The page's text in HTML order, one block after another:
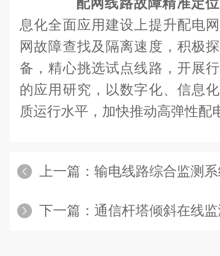
配网线路故障精准定
息化全面应用建设上提升配电
网故障查找及隔离速度，积极
备，精心挑选试点线路，开展
的应用研究，以数字化、信息
质运行水平，加快推动高弹性配
上一篇： 输电线路综合监测
下一篇： 通信杆塔倾斜在线监测系统